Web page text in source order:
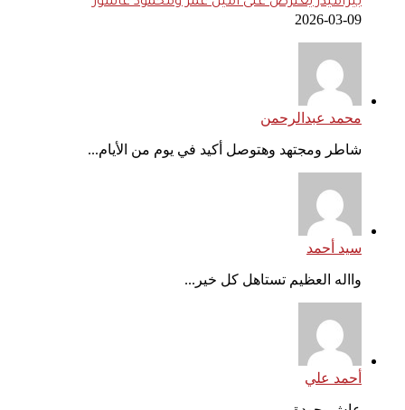
بيراميدز يعترض على أمين عمر ومحمود عاشور
2026-03-09
محمد عبدالرحمن
شاطر ومجتهد وهتوصل أكيد في يوم من الأيام...
سيد أحمد
وااله العظيم تستاهل كل خير...
أحمد علي